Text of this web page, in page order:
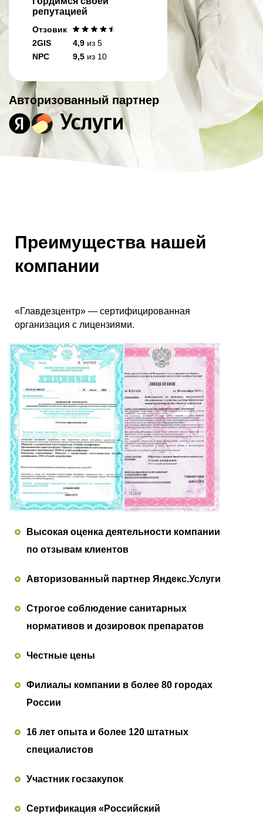
репутацией
Отзовик
2GIS
4,9 из 5
NPC
9,5 из 10
Авторизованный партнер
Преимущества нашей
компании
«Главдезцентр» — сертифицированная
организация с лицензиями.
Высокая оценка деятельности компании
по отзывам клиентов
Авторизованный партнер Яндекс.Услуги
Строгое соблюдение санитарных
нормативов и дозировок препаратов
Честные цены
Филиалы компании в более 80 городах
России
16 лет опыта и более 120 штатных
специалистов
Участник госзакупок
Сертификация «Российский